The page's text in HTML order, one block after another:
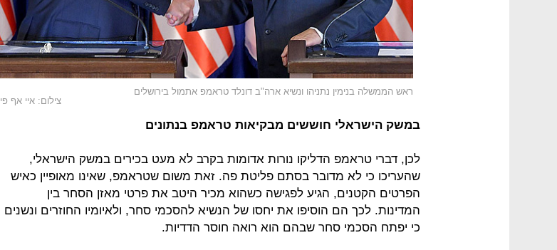
ראש הממשלה בנימין נתניהו ונשיא ארה"ב דונלד טראמפ אתמול בירושלים
צילום: איי אף פי
במשק הישראלי חוששים מבקיאות טראמפ בנתונים
לכן, דברי טראמפ הדליקו נורות אדומות בקרב לא מעט בכירים במשק הישראלי,
שהעריכו כי לא מדובר בסתם פליטת פה. זאת משום שטראמפ, שאינו מאופיין כאיש
הפרטים הקטנים, הגיע לפגישה כשהוא מכיר היטב את פרטי מאזן הסחר בין
המדינות. לכך הם הוסיפו את יחסו של הנשיא להסכמי סחר, ולאיומיו החוזרים ונשנים
כי יפתח הסכמי סחר שבהם הוא רואה חוסר הדדיות.